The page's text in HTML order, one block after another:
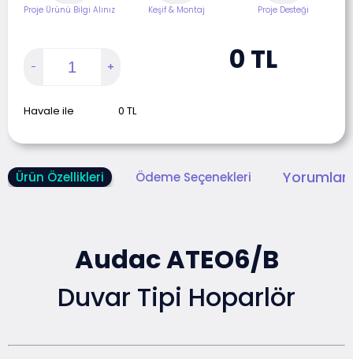
Proje Ürünü Bilgi Alınız Keşif & Montaj Proje Desteği
0 TL
Havale ile 0 TL
Ürün Özellikleri Ödeme Seçenekleri
Audac ATEO6/B
Duvar Tipi Hoparlör